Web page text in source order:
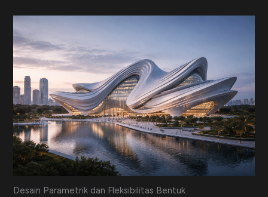
Desain Parametrik dan Fleksibilitas Bentuk